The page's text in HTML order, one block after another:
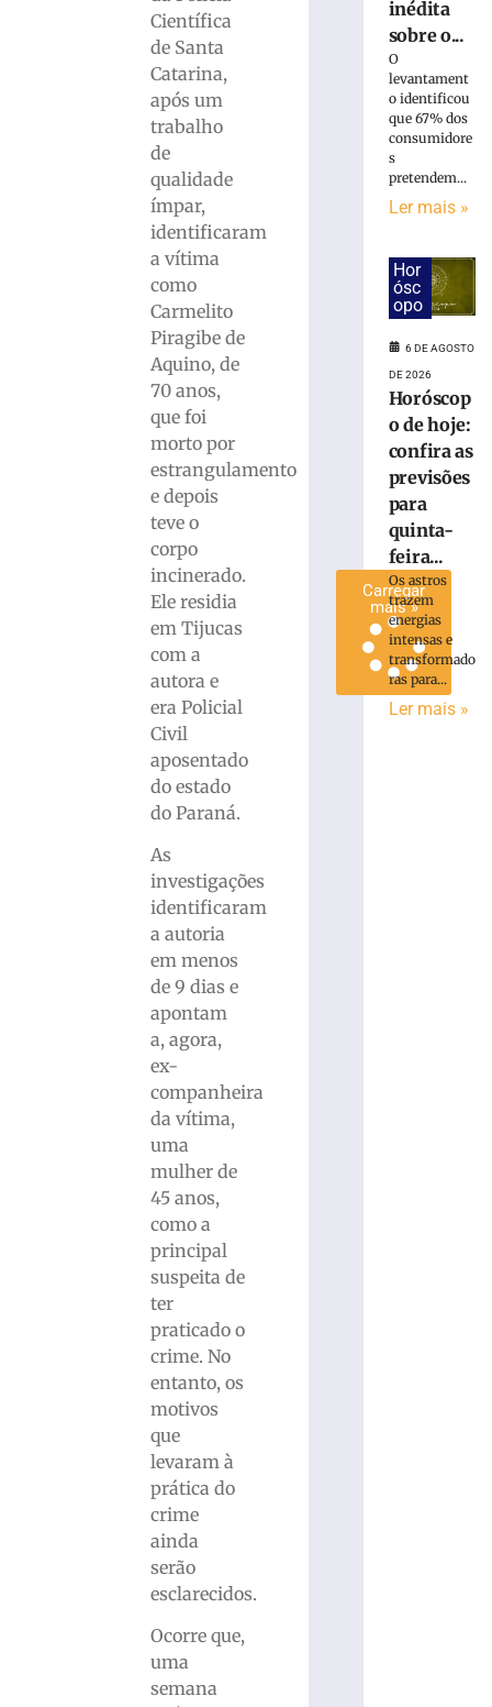
Científica
de Santa
Catarina,
após um
trabalho
de
qualidade
ímpar,
identificaram
a vítima
como
Carmelito
Piragibe de
Aquino, de
70 anos,
que foi
morto por
estrangulamento
e depois
teve o
corpo
incinerado.
Ele residia
em Tijucas
com a
autora e
era Policial
Civil
aposentado
do estado
do Paraná.
As
investigações
identificaram
a autoria
em menos
de 9 dias e
apontam
a, agora,
ex-
companheira
da vítima,
uma
mulher de
45 anos,
como a
principal
suspeita de
ter
praticado o
crime. No
entanto, os
motivos
que
levaram à
prática do
crime
ainda
serão
esclarecidos.
Ocorre que,
uma
semana
Bombeiros
capturam
jararacuçu
residência
Bairro
Claras
Carregar
mais »
inédita
sobre o...
O
levantament
o identificou
que 67% dos
consumidore
s
pretendem...
Ler mais »
Hor
ósc
opo
6 DE AGOSTO
DE 2026
Horóscop
o de hoje:
confira as
previsões
para
quinta-
feira...
Os astros
trazem
energias
intensas e
transformado
ras para...
Ler mais »